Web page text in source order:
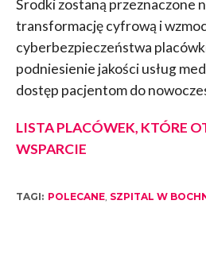
Środki zostaną przeznaczone
transformację cyfrową i
cyberbezpieczeństwa
podniesienie jakości usług
dostęp pacjentom do
LISTA PLACÓWEK, KTÓRE
WSPARCIE
TAGI: POLECANE, SZPITAL W